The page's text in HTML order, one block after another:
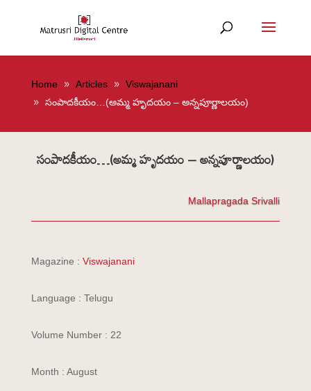
Home Articles
Viswajanani
సంపాదకీయం…(అమ్మ హృదయం – అన్నపూర్ణాలయం)
సంపాదకీయం…(అమ్మ హృదయం – అన్నపూర్ణాలయం)
Mallapragada Srivalli
Magazine : Viswajanani
Language : Telugu
Volume Number : 22
Month : August